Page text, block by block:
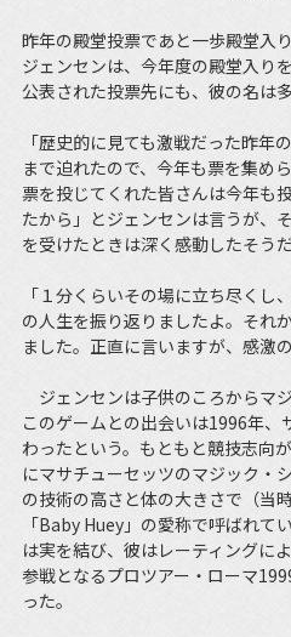
昨年の殿堂投票であと一歩殿堂入
ジェンセンは、今年度の殿堂入り
公表された投票先にも、彼の名は
「歴史的に見ても激戦だった昨年
まで迫れたので、今年も票を集め
票を投じてくれた皆さんは今年も
たから」とジェンセンは言うが、
を受けたときは深く感動したそうだ
「１分くらいその場に立ち尽くし
の人生を振り返りましたよ。それ
ました。正直に言いますが、感激
ジェンセンは子供のころからマ
このゲームとの出会いは1996年、
わったという。もともと競技志向
にマサチューセッツのマジック・
の技術の高さと体の大きさで（当
「Baby Huey」の愛称で呼ばれて
は実を結び、彼はレーティングに
参戦となるプロツアー・ローマ
った。